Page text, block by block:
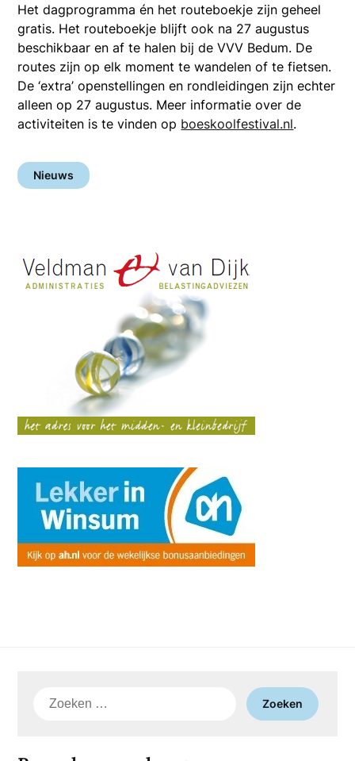
Het dagprogramma én het routeboekje zijn geheel
gratis. Het routeboekje blijft ook na 27 augustus
beschikbaar en af te halen bij de VVV Bedum. De
routes zijn op elk moment te wandelen of te fietsen.
De ‘extra’ openstellingen en rondleidingen zijn echter
alleen op 27 augustus. Meer informatie over de
activiteiten is te vinden op boeskoolfestival.nl.
Nieuws
Zoeken